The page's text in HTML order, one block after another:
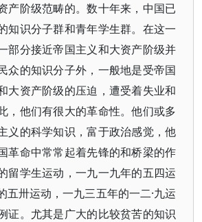
产阶级范畴的。数十年来，中国已
知识分子群和青年学生群。在这一
部分接近帝国主义和大资产阶级并
众的知识分子外，一般地是受帝国
大资产阶级的压迫，遭受着失业和
，他们有很大的革命性。他们或多
义的科学知识，富于政治感觉，他
革命中常常起着先锋的和桥梁的作
留学生运动，一九一九年的五四运
五卅运动，一九三五年的一二·九运
证。尤其是广大的比较贫苦的知识